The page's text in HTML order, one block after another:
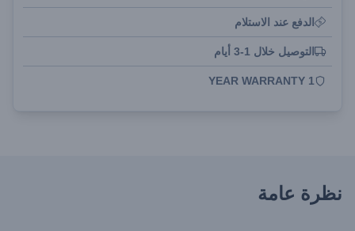
الدفع عند الاستلام
التوصيل خلال 1-3 أيام
1 YEAR WARRANTY
نظرة عامة